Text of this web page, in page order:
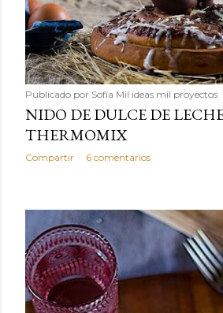
Publicado por Sofía Mil ideas mil proyectos
NIDO DE DULCE DE
THERMOMIX
Compartir 6 comentarios